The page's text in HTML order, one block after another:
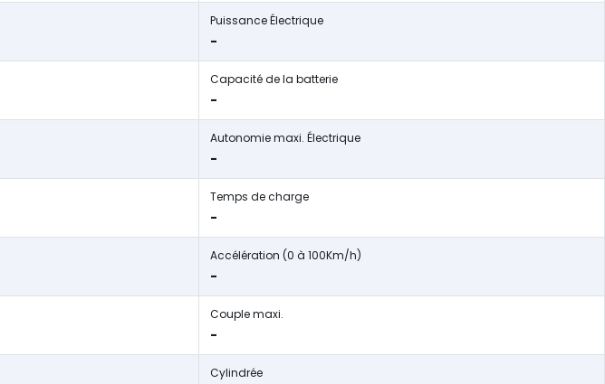
Puissance Électrique
-
Capacité de la batterie
-
Autonomie maxi. Électrique
-
Temps de charge
-
Accélération (0 à 100Km/h)
-
Couple maxi.
-
Cylindrée